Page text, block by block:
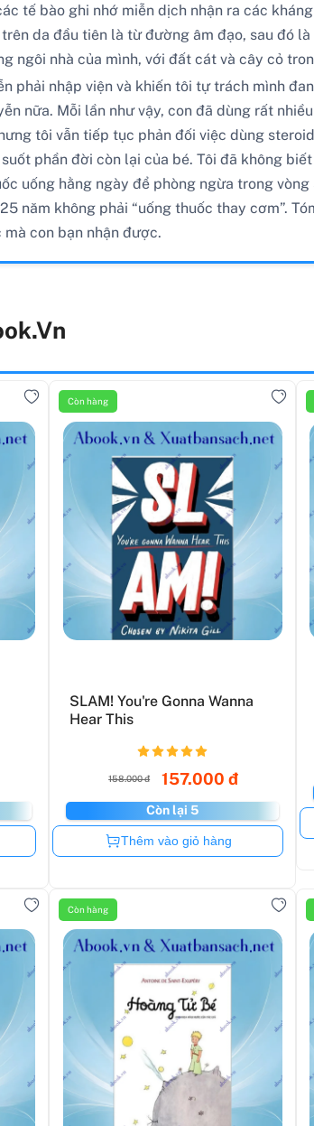
tế bào ghi nhớ miễn dịch nhận ra các
da đầu tiên là từ đường âm đạo, sau đó
ngôi nhà của mình, với đất cát và cây cỏ
phải nhập viện và khiến tôi tự trách mình
nữa. Mỗi lần như vậy, con đã dùng rất
tôi vẫn tiếp tục phản đối việc dùng
phần đời còn lại của bé. Tôi đã không
uống hằng ngày để phòng ngừa trong
năm không phải “uống thuốc thay cơm”.
con bạn nhận được.
Còn hàng
SLAM! You're Gonna Wanna
Hear This
158.000 đ 157.000 đ
Còn lại 5
Còn hàng
Thêm vào giỏ hàng
Còn hàng